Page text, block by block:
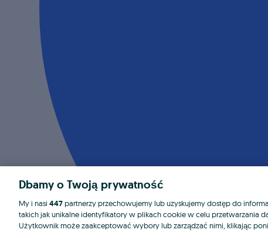
Dbamy o Twoją prywatność
My i nasi 447partnerzy przechowujemy lub uzyskujemy dostęp do
takich jak unikalne identyfikatory w plikach cookie w celu przetwarzania
Użytkownik może zaakceptować wybory lub zarządzać nimi, klikając